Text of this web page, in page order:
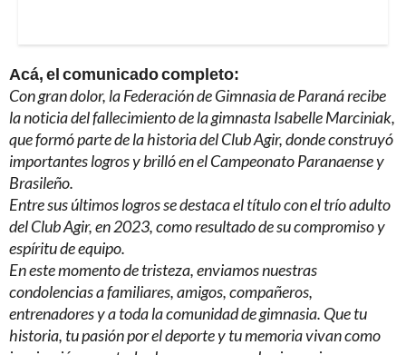
Acá, el comunicado completo:
Con gran dolor, la Federación de Gimnasia de Paraná recibe
la noticia del fallecimiento de la gimnasta Isabelle Marciniak,
que formó parte de la historia del Club Agir, donde construyó
importantes logros y brilló en el Campeonato Paranaense y
Brasileño.
Entre sus últimos logros se destaca el título con el trío adulto
del Club Agir, en 2023, como resultado de su compromiso y
espíritu de equipo.
En este momento de tristeza, enviamos nuestras
condolencias a familiares, amigos, compañeros,
entrenadores y a toda la comunidad de gimnasia. Que tu
historia, tu pasión por el deporte y tu memoria vivan como